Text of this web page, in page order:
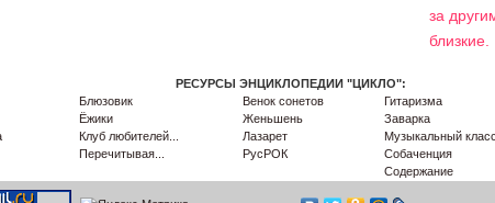
за
близкие.
РЕСУРСЫ ЭНЦИКЛОПЕДИИ "ЦИКЛО":
Блюзовик Венок сонетов Гитаризма
Ёжики Женьшень Заварка
Клуб любителей... Лазарет Музыкальный класс
Перечитывая... РусРОК Собаченция
Содержание